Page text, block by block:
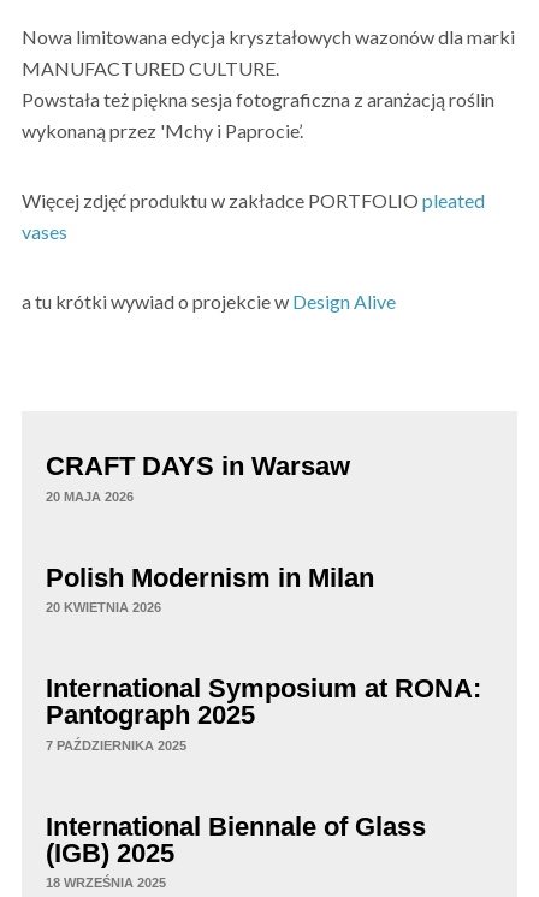
Nowa limitowana edycja kryształowych wazonów dla marki
MANUFACTURED CULTURE.
Powstała też piękna sesja fotograficzna z aranżacją roślin
wykonaną przez 'Mchy i Paprocie’.
Więcej zdjęć produktu w zakładce PORTFOLIO pleated
vases
a tu krótki wywiad o projekcie w Design Alive
CRAFT DAYS in Warsaw
20 MAJA 2026
Polish Modernism in Milan
20 KWIETNIA 2026
International Symposium at RONA:
Pantograph 2025
7 PAŹDZIERNIKA 2025
International Biennale of Glass
(IGB) 2025
18 WRZEŚNIA 2025